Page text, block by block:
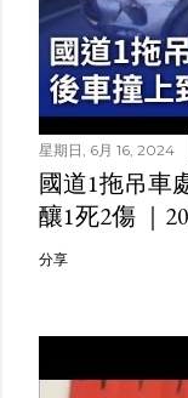
星期日, 6月 16, 2024
國道1拖吊車
釀1死2傷 ｜
分享